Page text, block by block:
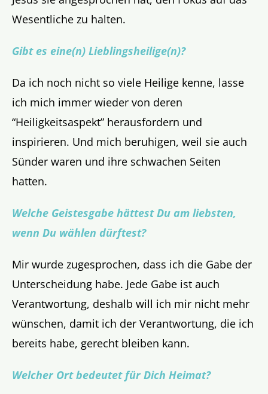
Wesentliche zu halten.
Gibt es eine(n) Lieblingsheilige(n)?
Da ich noch nicht so viele Heilige kenne, lasse
ich mich immer wieder von deren
“Heiligkeitsaspekt” herausfordern und
inspirieren. Und mich beruhigen, weil sie auch
Sünder waren und ihre schwachen Seiten
hatten.
Welche Geistesgabe hättest Du am liebsten,
wenn Du wählen dürftest?
Mir wurde zugesprochen, dass ich die Gabe der
Unterscheidung habe. Jede Gabe ist auch
Verantwortung, deshalb will ich mir nicht mehr
wünschen, damit ich der Verantwortung, die ich
bereits habe, gerecht bleiben kann.
Welcher Ort bedeutet für Dich Heimat?